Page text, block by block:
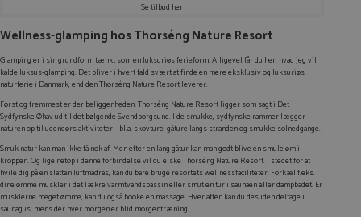
Se tilbud her
Wellness-glamping hos Thorséng Nature Resort
Glamping er i sin grundform tænkt som en luksuriøs ferieform. Alligevel får du her, hvad jeg vil
kalde luksus-glamping. Det bliver i hvert fald svært at finde en mere eksklusiv og luksuriøs
naturferie i Danmark, end den Thorséng Nature Resort leverer.
Først og fremmest er der beliggenheden. Thorséng Nature Resort ligger som sagt i Det
Sydfynske Øhav ud til det bølgende Svendborgsund. I de smukke, sydfynske rammer lægger
naturen op til udendørs aktiviteter – bl.a. skovture, gåture langs stranden og smukke solnedgange.
Smuk natur kan man ikke få nok af. Men efter en lang gåtur kan man godt blive en smule øm i
kroppen. Og lige netop i denne forbindelse vil du elske Thorséng Nature Resort. I stedet for at
hvile dig på en slatten luftmadras, kan du bare bruge resortets wellnessfaciliteter. Forkæl f.eks.
dine ømme muskler i det lækre varmtvandsbassin eller smut en tur i saunaen eller dampbadet. Er
musklerne meget ømme, kan du også booke en massage. Hver aften kan du desuden deltage i
saunagus, mens der hver morgen er blid morgentræning.